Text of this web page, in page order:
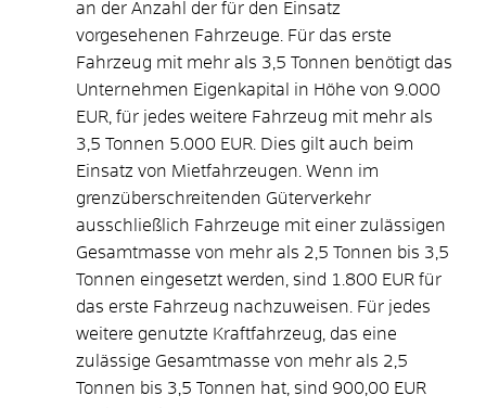
an der Anzahl der für den Einsatz
vorgesehenen Fahrzeuge. Für das erste
Fahrzeug mit mehr als 3,5 Tonnen benötigt das
Unternehmen Eigenkapital in Höhe von 9.000
EUR, für jedes weitere Fahrzeug mit mehr als
3,5 Tonnen 5.000 EUR. Dies gilt auch beim
Einsatz von Mietfahrzeugen. Wenn im
grenzüberschreitenden Güterverkehr
ausschließlich Fahrzeuge mit einer zulässigen
Gesamtmasse von mehr als 2,5 Tonnen bis 3,5
Tonnen eingesetzt werden, sind 1.800 EUR für
das erste Fahrzeug nachzuweisen. Für jedes
weitere genutzte Kraftfahrzeug, das eine
zulässige Gesamtmasse von mehr als 2,5
Tonnen bis 3,5 Tonnen hat, sind 900,00 EUR